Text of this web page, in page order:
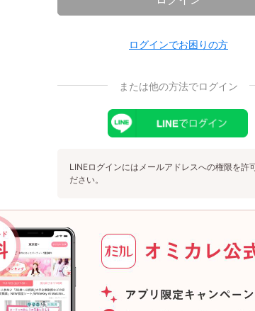
ログインでお困りの方
または他の方法でログイン
LINEログインにはメールアドレスへの権限を許
ださい。